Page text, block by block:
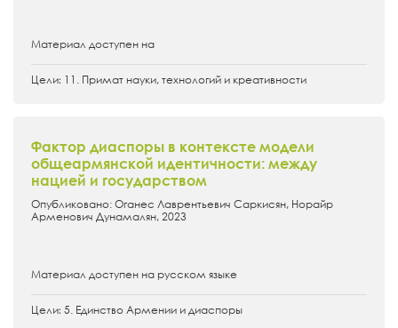
Материал доступен на
Цели։ 11. Примат науки, технологий и креативности
Фактор диаспоры в контексте модели
общеармянской идентичности: между
нацией и государством
Опубликовано: Оганес Лаврентьевич Саркисян, Норайр
Арменович Дунамалян, 2023
Материал доступен на русском языке
Цели։ 5. Единство Армении и диаспоры